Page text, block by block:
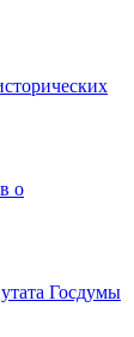
о
Госдумы